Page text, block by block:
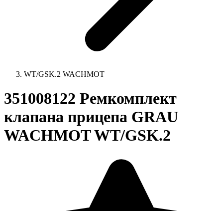
WT/GSK.2 WACHMOT
351008122 Ремкомплект
клапана прицепа GRAU
WACHMOT WT/GSK.2